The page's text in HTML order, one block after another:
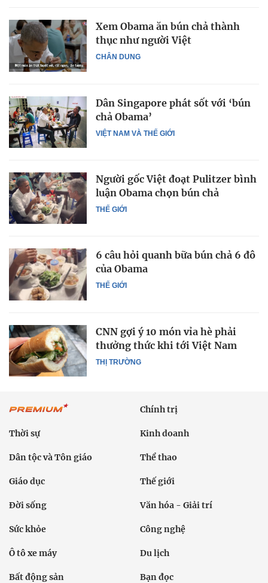
CHÂN DUNG
Xem Obama ăn bún chả thành
thục như người Việt
VIỆT NAM VÀ THẾ GIỚI
Dân Singapore phát sốt với ‘bún
chả Obama’
THẾ GIỚI
Người gốc Việt đoạt Pulitzer bình
luận Obama chọn bún chả
THẾ GIỚI
6 câu hỏi quanh bữa bún chả 6 đô
của Obama
THỊ TRƯỜNG
CNN gợi ý 10 món vỉa hè phải
thưởng thức khi tới Việt Nam
Chính trị
Thời sự Kinh doanh
Dân tộc và Tôn giáo Thể thao
Giáo dục Thế giới
Đời sống Văn hóa - Giải trí
Sức khỏe Công nghệ
Ô tô xe máy Du lịch
Bất động sản Bạn đọc